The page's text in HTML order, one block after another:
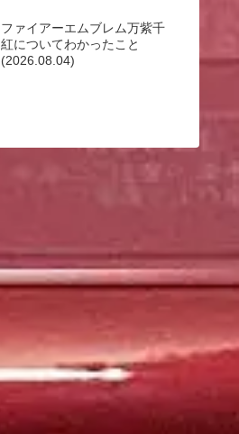
ファイアーエムブレム万紫千
紅についてわかったこと
(2026.08.04)